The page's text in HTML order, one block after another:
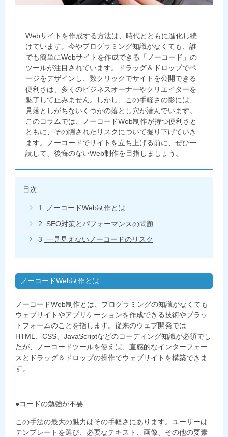
Webサイトを作成する方法は、時代とともに進化し続
けています。今やプログラミング知識がなくても、誰
でも簡単にWebサイトを作成できる「ノーコード」の
ツールが注目されています。ドラッグ＆ドロップでペ
ージをデザインし、数クリックでサイトを公開できる
便利さは、多くのビジネスオーナーやクリエイターを
魅了して止みません。しかし、この手軽さの影には、
見落としがちないくつかの落とし穴が潜んでいます。
このコラムでは、ノーコードWeb制作が持つ便利さと
ともに、その隠されたリスクについて掘り下げていき
ます。ノーコードでサイトを立ち上げる前に、ぜひ一
読して、後悔のないWeb制作を目指しましょう。
目次
1
ノーコードWeb制作とは
2
SEO対策とパフォーマンスの問題
3 一見見えないノーコードのリスク
ノーコードWeb制作とは
ノーコードWeb制作とは、プログラミングの知識がなくても
ウェブサイトやアプリケーションを作成できる技術やプラッ
トフォームのことを指します。従来のウェブ開発では
HTML
CSS JavaScriptなどのコーディング知識が必須でし
たが、ノーコードツールを使えば、直感的なインターフェー
スとドラッグ＆ドロップの操作でウェブサイトを構築できま
す。
●コードの勉強が不要
この手法の最大の魅力はその手軽さにあります。ユーザーは
テンプレートを選び、必要なテキスト、画像、その他の要素